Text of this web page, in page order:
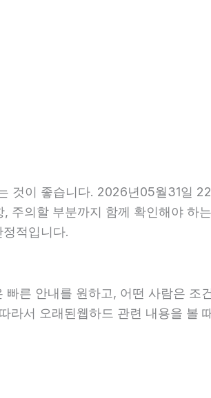
것이 좋습니다. 2026년05월31일
의할 부분까지 함께 확인해야 하
적입니다.
른 안내를 원하고, 어떤 사람은 조
서 오래된웹하드 관련 내용을 볼